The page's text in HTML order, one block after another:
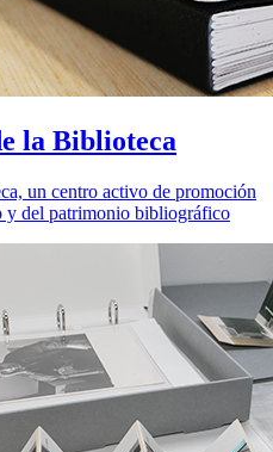
la Biblioteca
un centro activo de promoción
y del patrimonio bibliográfico